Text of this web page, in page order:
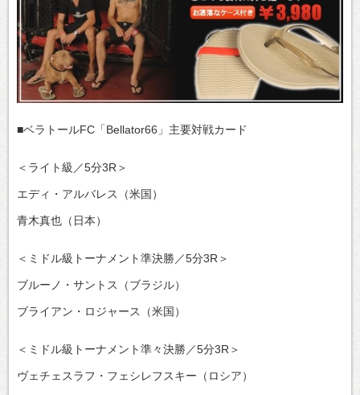
■ベラトールFC「Bellator66」主要対戦カード
＜ライト級／5分3R＞
エディ・アルバレス（米国）
青木真也（日本）
＜ミドル級トーナメント準決勝／5分3R＞
ブルーノ・サントス（ブラジル）
ブライアン・ロジャース（米国）
＜ミドル級トーナメント準々決勝／5分3R＞
ヴェチェスラフ・フェシレフスキー（ロシア）